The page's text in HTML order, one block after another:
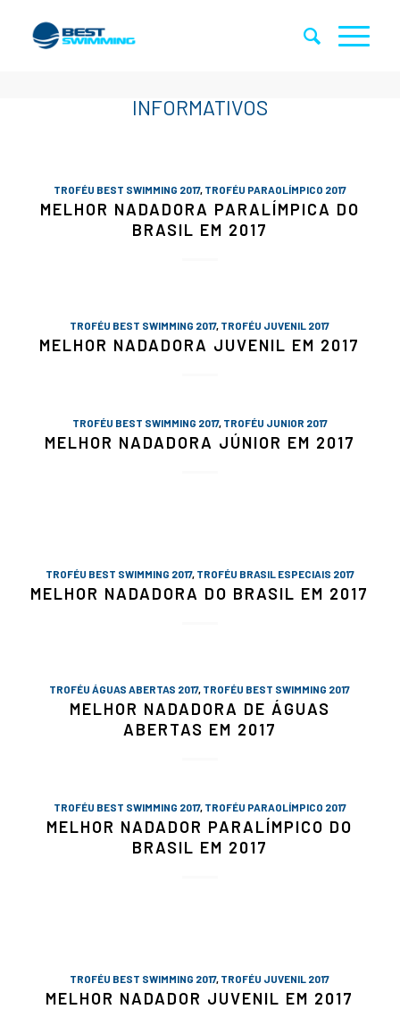
TROFÉU BEST SWIMMING 2017, TROFÉU PARAOLÍMPICO 2017
MELHOR NADADORA PARALÍMPICA DO
BRASIL EM 2017
TROFÉU BEST SWIMMING 2017, TROFÉU JUVENIL 2017
MELHOR NADADORA JUVENIL EM 2017
TROFÉU BEST SWIMMING 2017, TROFÉU JUNIOR 2017
MELHOR NADADORA JÚNIOR EM 2017
TROFÉU BEST SWIMMING 2017, TROFÉU BRASIL ESPECIAIS 2017
MELHOR NADADORA DO BRASIL EM 2017
TROFÉU ÁGUAS ABERTAS 2017, TROFÉU BEST SWIMMING 2017
MELHOR NADADORA DE ÁGUAS
ABERTAS EM 2017
TROFÉU BEST SWIMMING 2017, TROFÉU PARAOLÍMPICO 2017
MELHOR NADADOR PARALÍMPICO DO
BRASIL EM 2017
TROFÉU BEST SWIMMING 2017, TROFÉU JUVENIL 2017
MELHOR NADADOR JUVENIL EM 2017